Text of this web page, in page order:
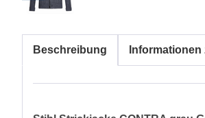
Beschreibung